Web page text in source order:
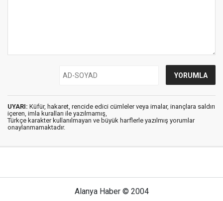
UYARI: Küfür, hakaret, rencide edici cümleler veya imalar, inançlara saldırı
içeren, imla kuralları ile yazılmamış,
Türkçe karakter kullanılmayan ve büyük harflerle yazılmış yorumlar
onaylanmamaktadır.
Alanya Haber © 2004